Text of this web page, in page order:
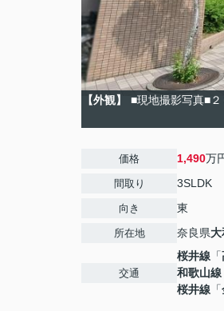
【外観】
■現地撮影写真■
価格 1,490万
間取り 3SLDK
向き 東
所在地 奈良県
交通
桜井線 「
和歌山線
桜井線 「